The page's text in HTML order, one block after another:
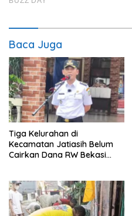
Baca Juga
Tiga Kelurahan di
Kecamatan Jatiasih Belum
Cairkan Dana RW Bekasi